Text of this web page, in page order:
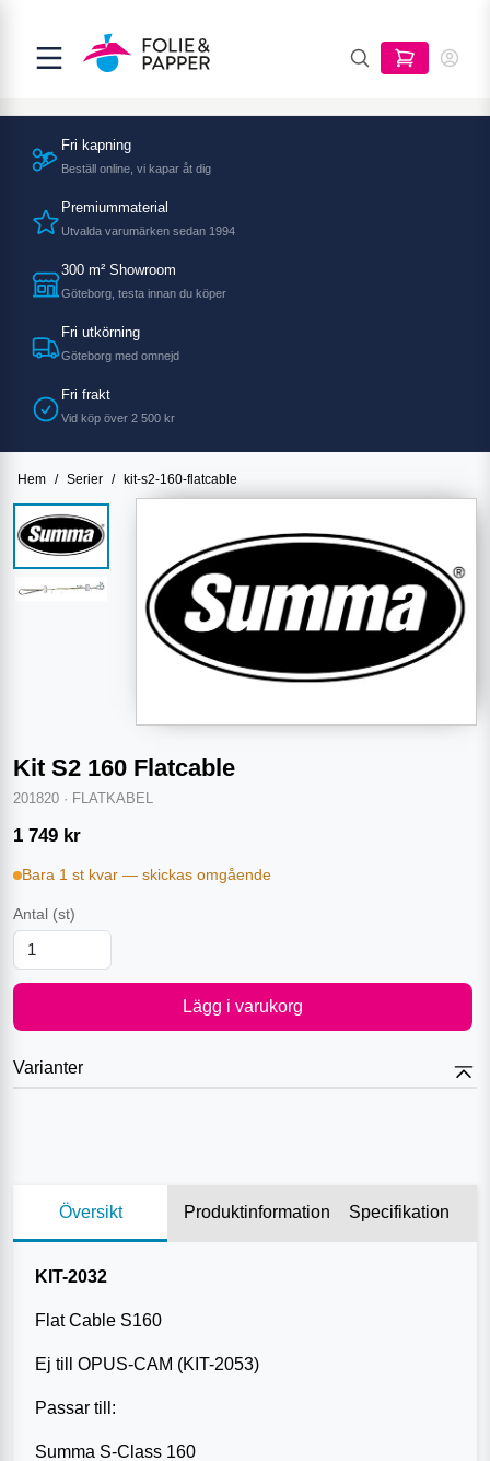
Fri kapning
Beställ online, vi kapar åt dig
Premiummaterial
Utvalda varumärken sedan 1994
300 m² Showroom
Göteborg, testa innan du köper
Fri utkörning
Göteborg med omnejd
Fri frakt
Vid köp över 2 500 kr
Hem / Serier / kit-s2-160-flatcable
Kit S2 160 Flatcable
201820 · FLATKABEL
1 749 kr
Bara 1 st kvar — skickas omgående
Antal (st)
Lägg i varukorg
Varianter
Översikt Produktinformation Specifikation
KIT-2032
Flat Cable S160
Ej till OPUS-CAM (KIT-2053)
Passar till:
Summa S-Class 160